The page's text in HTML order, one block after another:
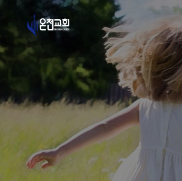
로그인 회원가입
바로가기 링크메뉴
온천교회 유튜브
온천교회 페이스북